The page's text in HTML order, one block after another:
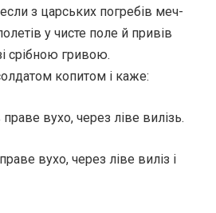
з царських погребів меч-
у чисте поле й привів
срібною гривою.
копитом і каже:
вухо, через ліве вилізь.
вухо, через ліве виліз і